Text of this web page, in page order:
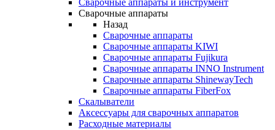
Сварочные аппараты и инструмент
Сварочные аппараты
Назад
Сварочные аппараты
Сварочные аппараты KIWI
Сварочные аппараты Fujikura
Сварочные аппараты INNO Instrument
Сварочные аппараты ShinewayTech
Cварочные аппараты FiberFox
Скалыватели
Аксессуары для сварочных аппаратов
Расходные материалы